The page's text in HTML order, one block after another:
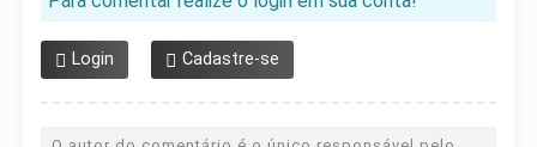
Login Cadastre-se